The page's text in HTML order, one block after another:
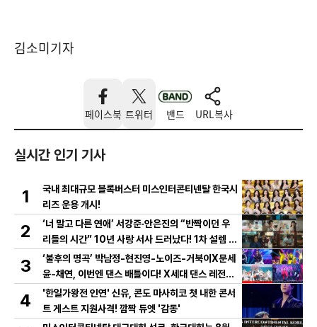
김소미기자
페이스북 트위터 밴드 URL복사
실시간 인기 기사
1
국내 최대규모 블록버스터 미스인터콘티넨탈 한국시
리즈 운용 개시!
2
‘너 말고 다른 연애’ 서강준·안은진의 “반짝이던 우
리들의 시간” 10년 사랑 서사 드러났다! 1차 설렘 티
저 영상 공개!
3
‘불후의 명곡’ 박남정-현진영-노이즈-거북이X문세
윤-채연, 이번엔 댄스 배틀이다! X세대 댄스 레전드
총출동! 댄스 본능 깨운다!
4
'한일가왕전 인연' 신유, 콘도 마사히코 첫 내한 콘서
트 게스트 지원사격! 깜짝 듀엣 '감동'